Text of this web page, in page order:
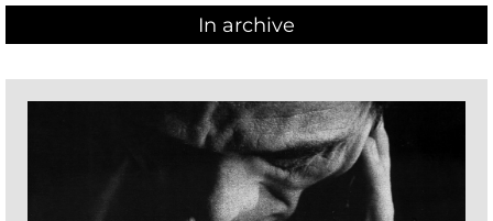
In archive